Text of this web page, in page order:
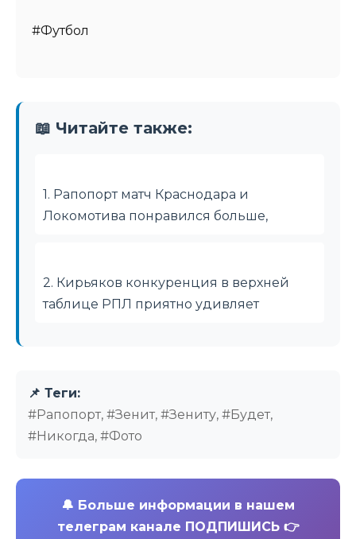
#Футбол
📖 Читайте также:
1. Рапопорт матч Краснодара и
Локомотива понравился больше,
2. Кирьяков конкуренция в верхней
таблице РПЛ приятно удивляет
📌 Теги:
#Рапопорт, #Зенит, #Зениту, #Будет,
#Никогда, #Фото
🔔 Больше информации в нашем
телеграм канале ПОДПИШИСЬ 👉